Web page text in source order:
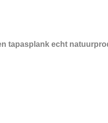
tapasplank echt